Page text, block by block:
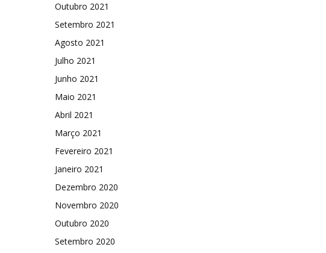
Outubro 2021
Setembro 2021
Agosto 2021
Julho 2021
Junho 2021
Maio 2021
Abril 2021
Março 2021
Fevereiro 2021
Janeiro 2021
Dezembro 2020
Novembro 2020
Outubro 2020
Setembro 2020